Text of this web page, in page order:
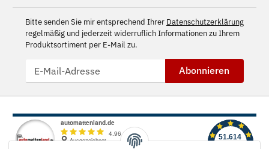
Bitte senden Sie mir entsprechend Ihrer Datenschutzerklärung
regelmäßig und jederzeit widerruflich Informationen zu Ihrem
Produktsortiment per E-Mail zu.
Abonnieren